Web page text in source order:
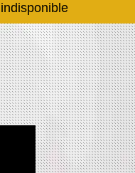
indisponible